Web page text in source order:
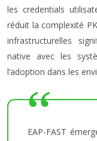
les credentials
réduit la complexité
infrastructurelles
native avec les
l’adoption dans les
EAP-FAST